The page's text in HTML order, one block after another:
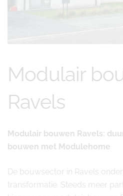
Modulair
Ravels
Modulair bouwen Ravels:
bouwen met Modulehome
De bouwsector in Ravels
transformatie. Steeds meer